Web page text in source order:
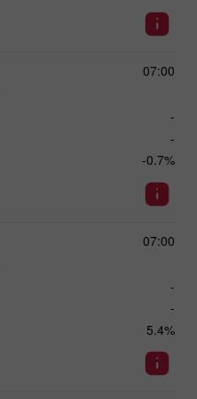
07:00
-
-
-0.7%
07:00
-
-
5.4%